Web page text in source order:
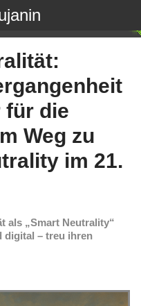
für die
Weg zu
im 21.
als „Smart Neutrality“
digital – treu ihren